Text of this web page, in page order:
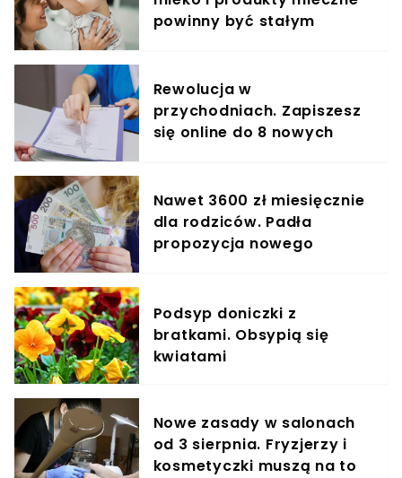
powinny być stałym
Rewolucja w
przychodniach. Zapiszesz
się online do 8 nowych
Nawet 3600 zł miesięcznie
dla rodziców. Padła
propozycja nowego
Podsyp doniczki z
bratkami. Obsypią się
kwiatami
Nowe zasady w salonach
od 3 sierpnia. Fryzjerzy i
kosmetyczki muszą na to